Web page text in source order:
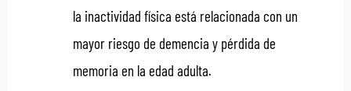
la inactividad física está relacionada con un
mayor riesgo de demencia y pérdida de
memoria en la edad adulta.